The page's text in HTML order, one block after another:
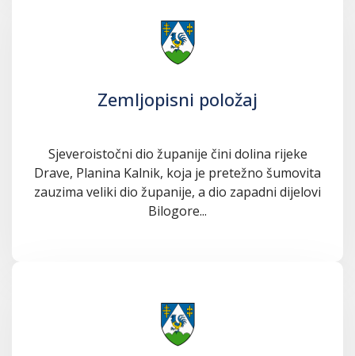
Zemljopisni položaj
Sjeveroistočni dio županije čini dolina rijeke
Drave, Planina Kalnik, koja je pretežno šumovita
zauzima veliki dio županije, a dio zapadni dijelovi
Bilogore...